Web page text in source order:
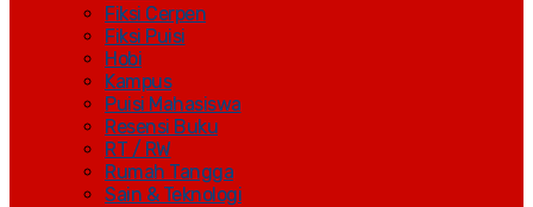
Fiksi Cerpen
Fiksi Puisi
Hobi
Kampus
Puisi Mahasiswa
Resensi Buku
RT / RW
Rumah Tangga
Sain & Teknologi